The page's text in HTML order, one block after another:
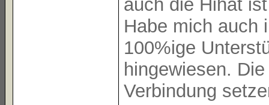
auch die Hihat
Habe mich auch
100%ige
hingewiesen.
Verbindung